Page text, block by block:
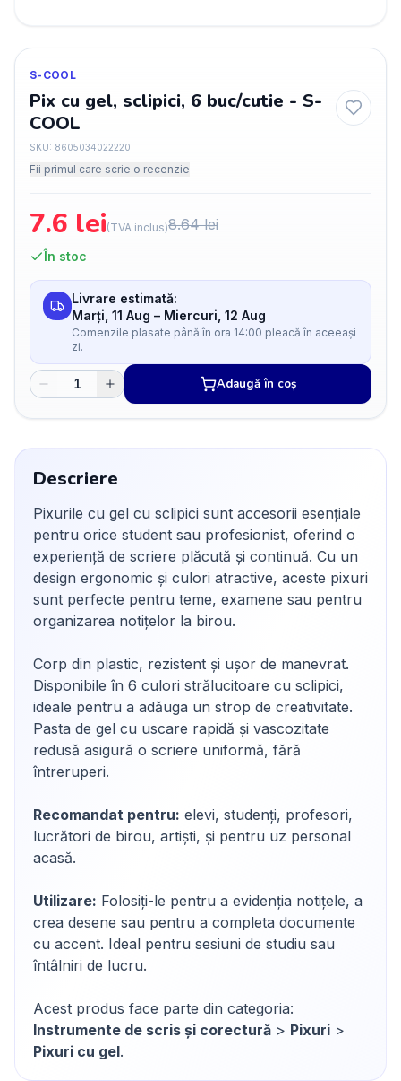
S-COOL
Pix cu gel, sclipici, 6 buc/cutie - S-
COOL
SKU: 8605034022220
Fii primul care scrie o recenzie
7.6 lei(TVA inclus)8.64lei
În stoc
Livrare estimată:
Marți, 11 Aug – Miercuri, 12 Aug
Comenzile plasate până în ora 14:00 pleacă în aceeași
zi.
Adaugă în coș
Descriere
Pixurile cu gel cu sclipici sunt accesorii esențiale
pentru orice student sau profesionist, oferind o
experiență de scriere plăcută și continuă. Cu un
design ergonomic și culori atractive, aceste pixuri
sunt perfecte pentru teme, examene sau pentru
organizarea notițelor la birou.
Corp din plastic, rezistent și ușor de manevrat.
Disponibile în 6 culori strălucitoare cu sclipici,
ideale pentru a adăuga un strop de creativitate.
Pasta de gel cu uscare rapidă și vascozitate
redusă asigură o scriere uniformă, fără
întreruperi.
Recomandat pentru: elevi, studenți, profesori,
lucrători de birou, artiști, și pentru uz personal
acasă.
Utilizare: Folosiți-le pentru a evidenția notițele, a
crea desene sau pentru a completa documente
cu accent. Ideal pentru sesiuni de studiu sau
întâlniri de lucru.
Acest produs face parte din categoria:
Instrumente de scris și corectură > Pixuri >
Pixuri cu gel.